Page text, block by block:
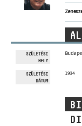
ZENEMŰ-
SZÜLETÉSI
HELY
SZÜLETÉSI
DÁTUM
1934